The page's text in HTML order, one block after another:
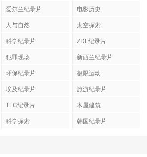
爱尔兰纪录片
电影历史
人与自然
太空探索
科学纪录片
ZDF纪录片
犯罪现场
新西兰纪录片
环保纪录片
极限运动
埃及纪录片
旅游纪录片
TLC纪录片
木屋建筑
科学探索 韩国纪录片